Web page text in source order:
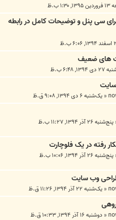
ب.ظ
سی پنل و توضیحات کامل در رابطه
های ضعیف
۶:۴۸ ب.ظ
« یک‌شنبه ۶ دی ۱۳۹۴, ۹:۰۸ ق.ظ
پنج‌شنبه ۲۶ آذر ۱۳۹۴, ۱۱:۲۷ ب.ظ
رفته در یک فلوچارت
پنج‌شنبه ۲۶ آذر ۱۳۹۴, ۱۰:۰۶ ب.ظ
طراحی وب سایت
« یک‌شنبه ۲۲ آذر ۱۳۹۴, ۱۱:۲۶ ق.ظ
« دوشنبه ۱۶ آذر ۱۳۹۴, ۱۰:۳۳ ق.ظ